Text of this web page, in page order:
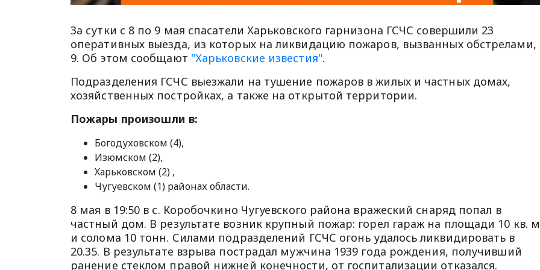
За сутки с 8 по 9 мая спасатели Харьковского гарнизона ГСЧС совершили 23
оперативных выезда, из которых на ликвидацию пожаров, вызванных обстрелами,
9. Об этом сообщают "Харьковские известия".
Подразделения ГСЧС выезжали на тушение пожаров в жилых и частных домах,
хозяйственных постройках, а также на открытой территории.
Пожары произошли в:
Богодуховском (4),
Изюмском (2),
Харьковском (2) ,
Чугуевском (1) районах области.
8 мая в 19:50 в с. Коробочкино Чугуевского района вражеский снаряд попал в
частный дом. В результате возник крупный пожар: горел гараж на площади 10 кв. м
и солома 10 тонн. Силами подразделений ГСЧС огонь удалось ликвидировать в
20.35. В результате взрыва пострадал мужчина 1939 года рождения, получивший
ранение стеклом правой нижней конечности, от госпитализации отказался.